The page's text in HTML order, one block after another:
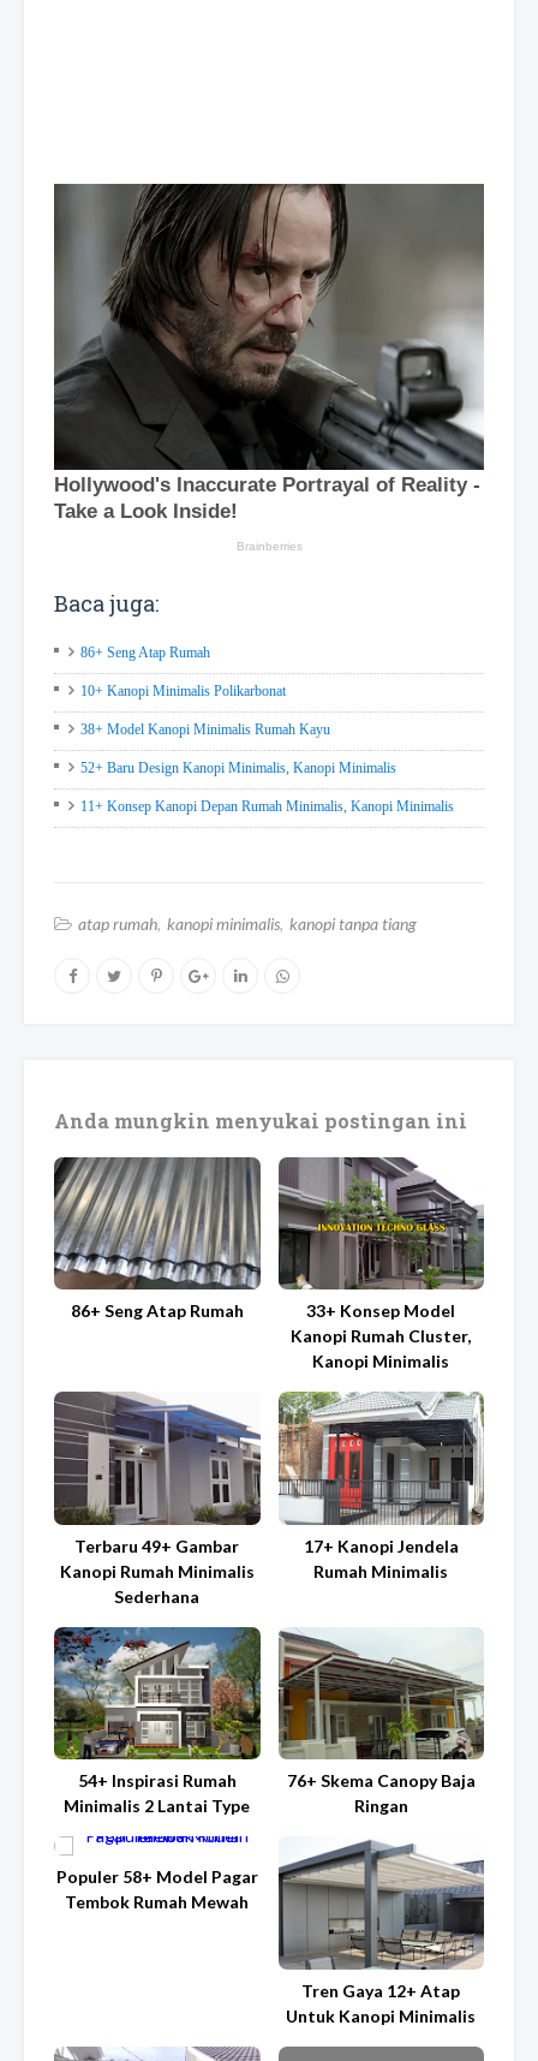
Baca juga:
86+ Seng Atap Rumah
10+ Kanopi Minimalis Polikarbonat
38+ Model Kanopi Minimalis Rumah Kayu
52+ Baru Design Kanopi Minimalis, Kanopi Minimalis
11+ Konsep Kanopi Depan Rumah Minimalis, Kanopi Minimalis
atap rumah kanopi minimalis kanopi tanpa tiang
Anda mungkin menyukai postingan ini
86+ Seng Atap Rumah
33+ Konsep Model
Kanopi Rumah Cluster,
Kanopi Minimalis
Terbaru 49+ Gambar
Kanopi Rumah Minimalis
Sederhana
17+ Kanopi Jendela
Rumah Minimalis
54+ Inspirasi Rumah
Minimalis 2 Lantai Type
76+ Skema Canopy Baja
Ringan
Populer 58+ Model Pagar
Tembok Rumah Mewah
Tren Gaya 12+ Atap
Untuk Kanopi Minimalis